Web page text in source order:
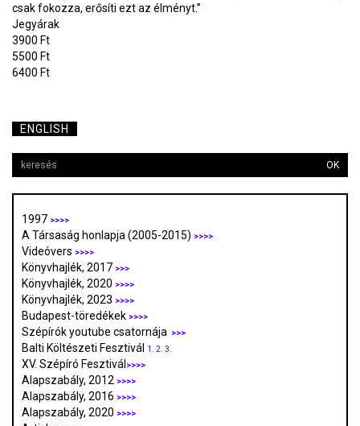
csak fokozza, erősíti ezt az élményt.”
Jegyárak
3900 Ft
5500 Ft
6400 Ft
ENGLISH
OK
1997 >>>>
A Társaság honlapja (2005-2015) >>>>
Videóvers >>>>
Könyvhajlék, 2017 >>>
Könyvhajlék, 2020 >>>>
Könyvhajlék, 2023 >>>>
Budapest-töredékek >>>>
Szépírók youtube csatornája >>>
Balti Költészeti Fesztivál 1. 2. 3.
XV. Szépíró Fesztivál >>>>
Alapszabály, 2012 >>>>
Alapszabály, 2016 >>>>
Alapszabály, 2020 >>>>